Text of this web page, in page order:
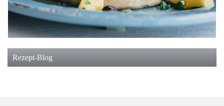
Rezept-Blog